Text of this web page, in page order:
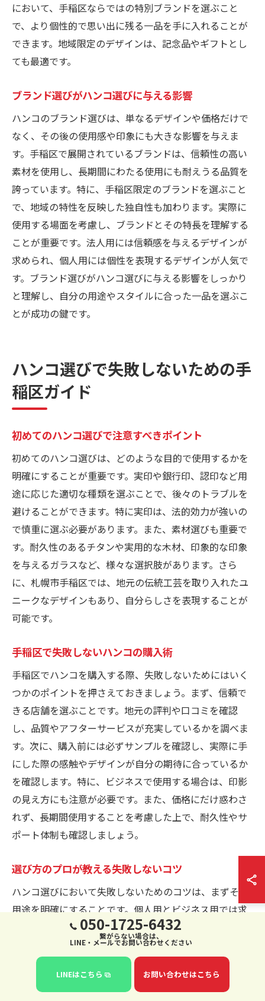
において、手稲区ならではの特別ブランドを選ぶこと
で、より個性的で思い出に残る一品を手に入れることが
できます。地域限定のデザインは、記念品やギフトとし
ても最適です。
ブランド選びがハンコ選びに与える影響
ハンコのブランド選びは、単なるデザインや価格だけで
なく、その後の使用感や印象にも大きな影響を与えま
す。手稲区で展開されているブランドは、信頼性の高い
素材を使用し、長期間にわたる使用にも耐えうる品質を
誇っています。特に、手稲区限定のブランドを選ぶこと
で、地域の特性を反映した独自性も加わります。実際に
使用する場面を考慮し、ブランドとその特長を理解する
ことが重要です。法人用には信頼感を与えるデザインが
求められ、個人用には個性を表現するデザインが人気で
す。ブランド選びがハンコ選びに与える影響をしっかり
と理解し、自分の用途やスタイルに合った一品を選ぶこ
とが成功の鍵です。
ハンコ選びで失敗しないための手
稲区ガイド
初めてのハンコ選びで注意すべきポイント
初めてのハンコ選びは、どのような目的で使用するかを
明確にすることが重要です。実印や銀行印、認印など用
途に応じた適切な種類を選ぶことで、後々のトラブルを
避けることができます。特に実印は、法的効力が強いの
で慎重に選ぶ必要があります。また、素材選びも重要で
す。耐久性のあるチタンや実用的な木材、印象的な印象
を与えるガラスなど、様々な選択肢があります。さら
に、札幌市手稲区では、地元の伝統工芸を取り入れたユ
ニークなデザインもあり、自分らしさを表現することが
可能です。
手稲区で失敗しないハンコの購入術
手稲区でハンコを購入する際、失敗しないためにはいく
つかのポイントを押さえておきましょう。まず、信頼で
きる店舗を選ぶことです。地元の評判や口コミを確認
し、品質やアフターサービスが充実しているかを調べま
す。次に、購入前には必ずサンプルを確認し、実際に手
にした際の感触やデザインが自分の期待に合っているか
を確認します。特に、ビジネスで使用する場合は、印影
の見え方にも注意が必要です。また、価格にだけ惑わさ
れず、長期間使用することを考慮した上で、耐久性やサ
ポート体制も確認しましょう。
選び方のプロが教える失敗しないコツ
ハンコ選びにおいて失敗しないためのコツは、まずその
用途を明確にすることです。個人用とビジネス用では求
められる特性が異なります。例えば、個人用ではデザイ
ン性を重視し、ビジネス用では耐久性や印影の美しさが
重要です。次に、素材選びが鍵となります。木材や合成
樹脂など様々な選択肢がありますが、使用頻度や環境に
050-1725-6432
繋がらない場合は、
LINE・メールでお問い合わせください
LINEはこちら お問い合わせはこちら